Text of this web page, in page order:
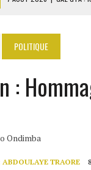
| LIBAN-ISRAËL : ACCORD
DÉTROIT D’ORMUZ :
POLITIQUE
:
Ondimba
ABDOULAYE TRAORE